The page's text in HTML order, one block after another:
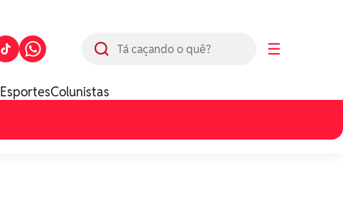
☰
EsportesColunistas